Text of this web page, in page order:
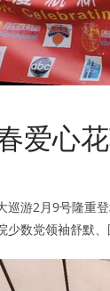
爱心
巡游2月9号隆重
数党领袖舒默